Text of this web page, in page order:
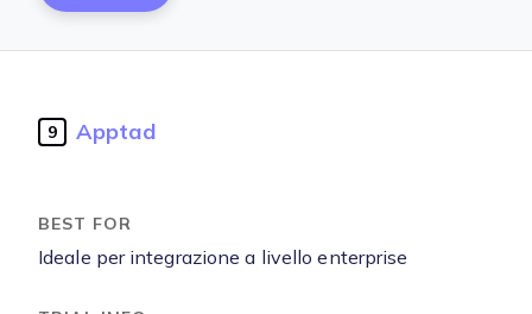
9 Apptad
Ideale per integrazione a livello enterprise